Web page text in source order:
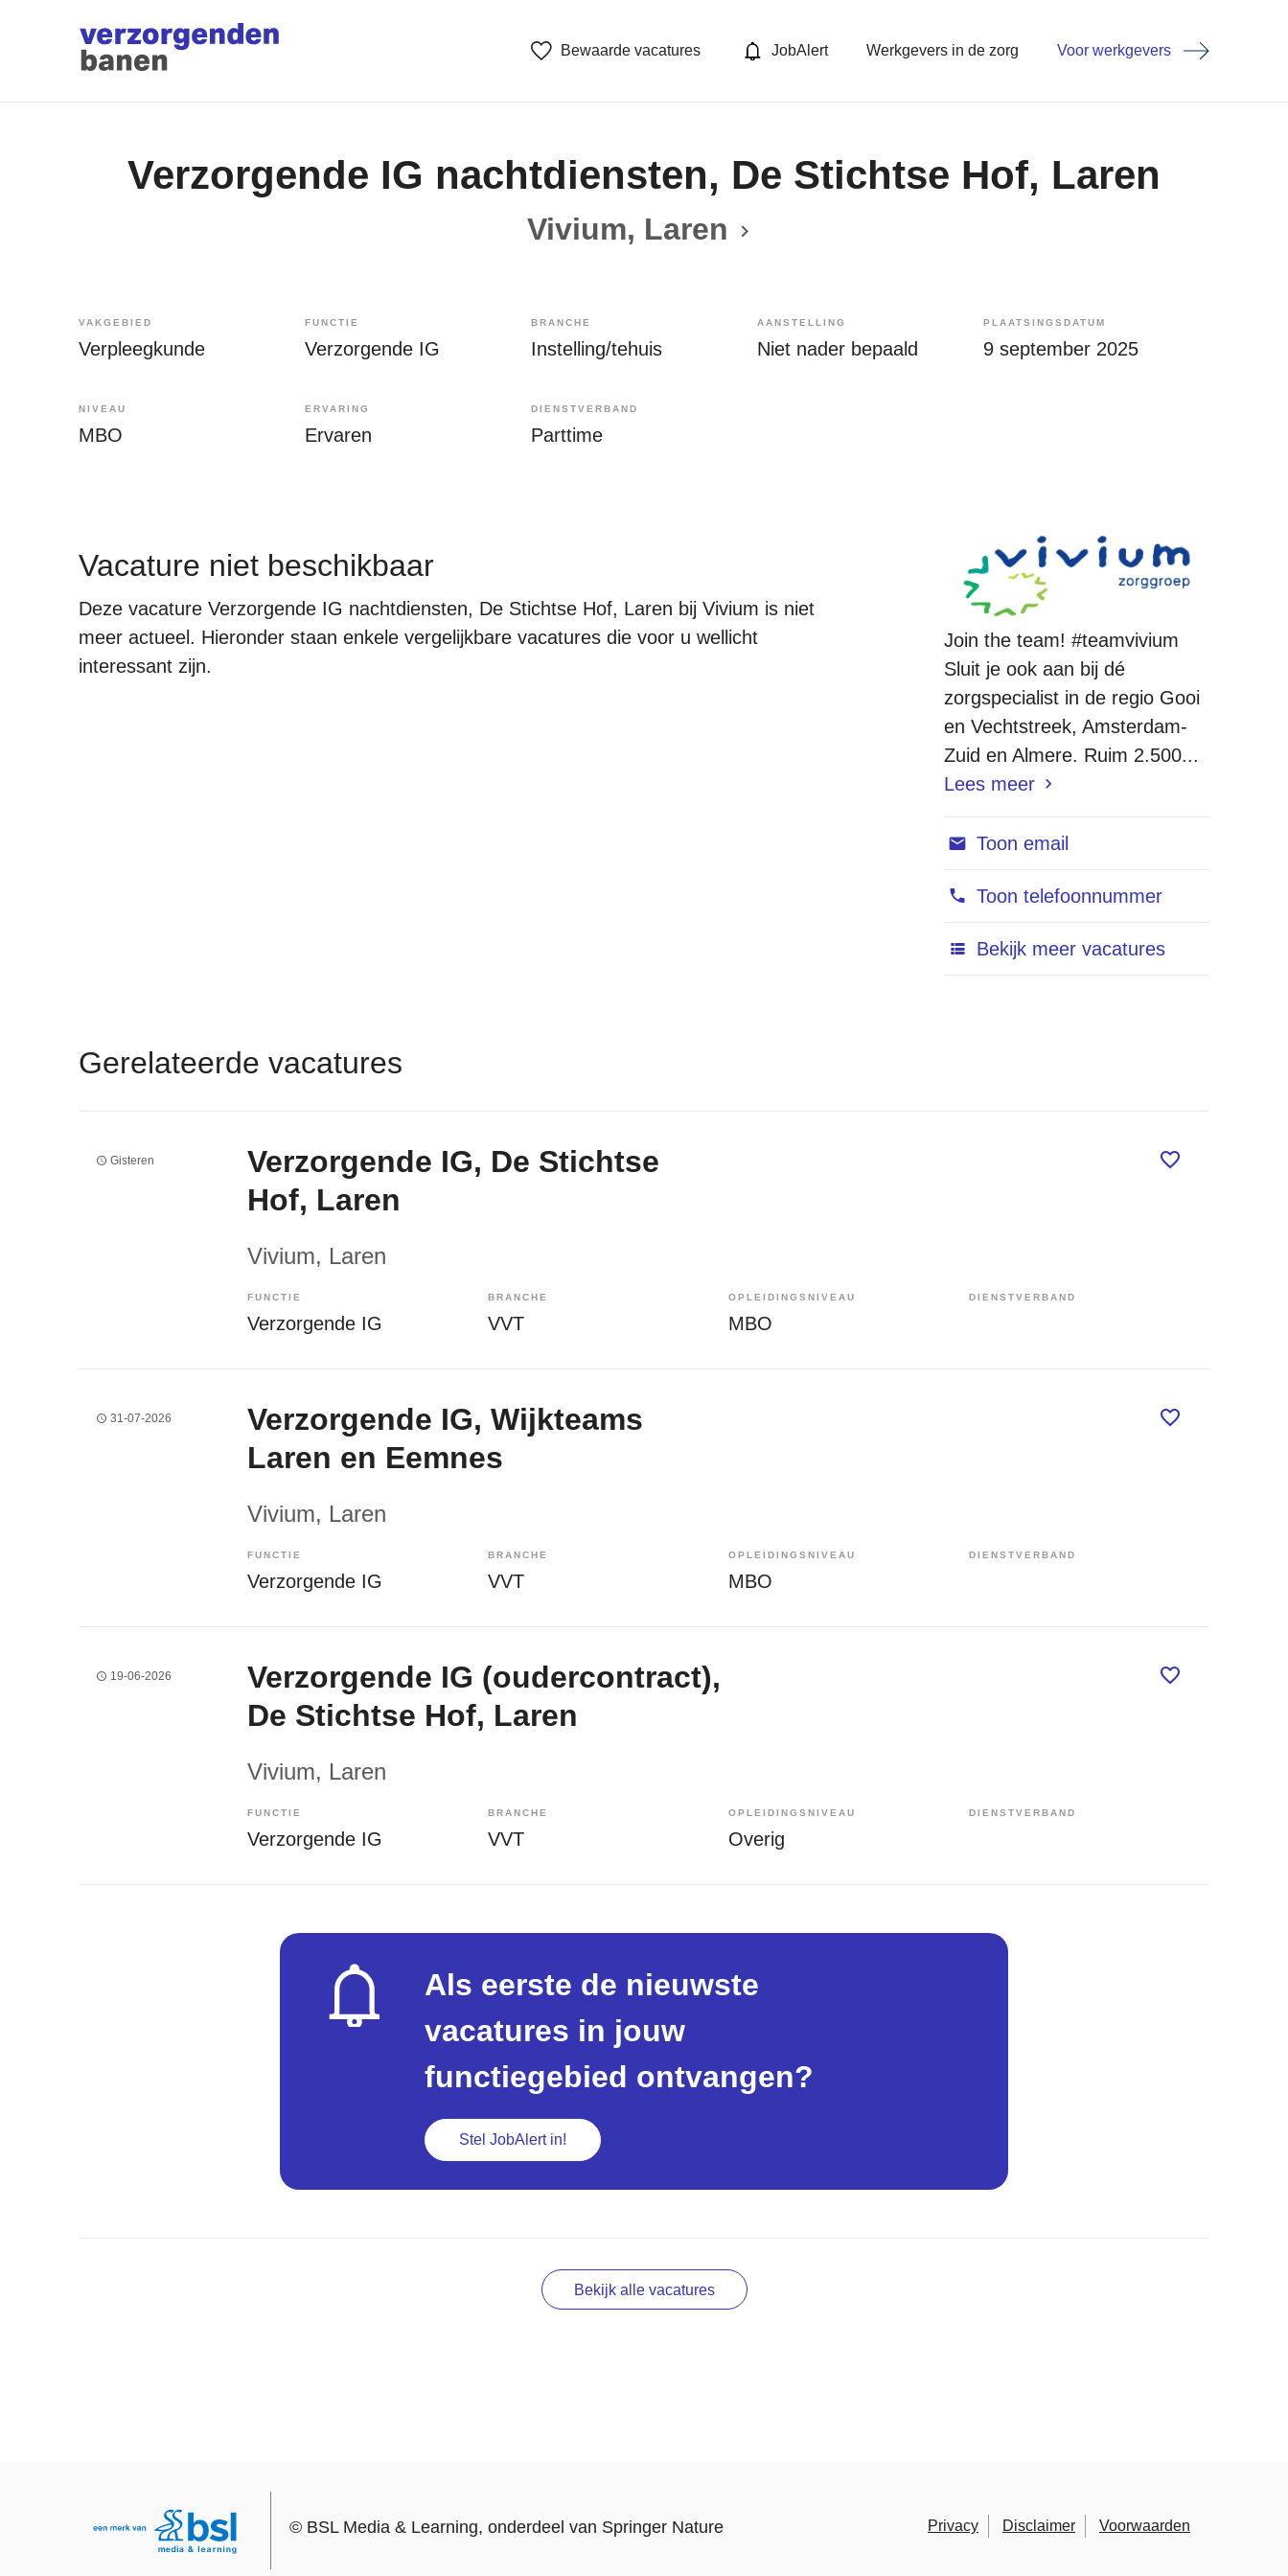
Bewaarde vacatures JobAlert Werkgevers in de zorg Voor werkgevers
Verzorgende IG nachtdiensten, De Stichtse Hof, Laren
Vivium, Laren
VAKGEBIED
Verpleegkunde
FUNCTIE
Verzorgende IG
BRANCHE
Instelling/tehuis
AANSTELLING
Niet nader bepaald
PLAATSINGSDATUM
9 september 2025
NIVEAU
MBO
ERVARING
Ervaren
DIENSTVERBAND
Parttime
Vacature niet beschikbaar
Deze vacature Verzorgende IG nachtdiensten, De Stichtse Hof, Laren bij Vivium is niet
meer actueel. Hieronder staan enkele vergelijkbare vacatures die voor u wellicht
interessant zijn.
Join the team! #teamvivium
Sluit je ook aan bij dé
zorgspecialist in de regio Gooi
en Vechtstreek, Amsterdam-
Zuid en Almere. Ruim 2.500...
Lees meer
Toon email
Toon telefoonnummer
Bekijk meer vacatures
Gerelateerde vacatures
Gisteren
Verzorgende IG, De Stichtse
Hof, Laren
Vivium, Laren
FUNCTIE
Verzorgende IG
BRANCHE
VVT
OPLEIDINGSNIVEAU
MBO
DIENSTVERBAND
31-07-2026
Verzorgende IG, Wijkteams
Laren en Eemnes
Vivium, Laren
FUNCTIE
Verzorgende IG
BRANCHE
VVT
OPLEIDINGSNIVEAU
MBO
DIENSTVERBAND
19-06-2026
Verzorgende IG (oudercontract),
De Stichtse Hof, Laren
Vivium, Laren
FUNCTIE
Verzorgende IG
BRANCHE
VVT
OPLEIDINGSNIVEAU
Overig
DIENSTVERBAND
Als eerste de nieuwste
vacatures in jouw
functiegebied ontvangen?
Stel JobAlert in!
Bekijk alle vacatures
Privacy Disclaimer Voorwaarden
© BSL Media & Learning, onderdeel van Springer Nature